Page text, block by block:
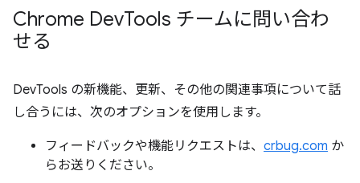
Chrome DevTools チームに問い合わ
せる
DevTools の新機能、更新、その他の関連事項について話
し合うには、次のオプションを使用します。
フィードバックや機能リクエストは、 crbug.com か
らお送りください。